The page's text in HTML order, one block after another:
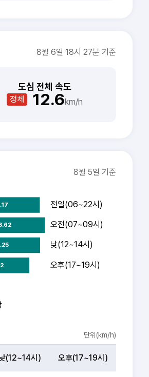
8월 6일 18시 27분 기준
도심 전체 속도
정체 12.6km/h
8월 5일 기준
전일(06~22시)
오전(07~09시)
낮(12~14시)
오후(17~19시)
단위(km/h)
(12~14시) 오후(17~19시)